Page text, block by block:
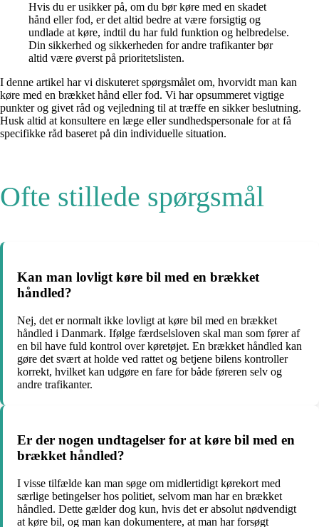
Hvis du er usikker på, om du bør køre med en skadet
hånd eller fod, er det altid bedre at være forsigtig og
undlade at køre, indtil du har fuld funktion og helbredelse.
Din sikkerhed og sikkerheden for andre trafikanter bør
altid være øverst på prioritetslisten.
I denne artikel har vi diskuteret spørgsmålet om, hvorvidt man kan
køre med en brækket hånd eller fod. Vi har opsummeret vigtige
punkter og givet råd og vejledning til at træffe en sikker beslutning.
Husk altid at konsultere en læge eller sundhedspersonale for at få
specifikke råd baseret på din individuelle situation.
Ofte stillede spørgsmål
Kan man lovligt køre bil med en brækket
håndled?
Nej, det er normalt ikke lovligt at køre bil med en brækket
håndled i Danmark. Ifølge færdselsloven skal man som fører af
en bil have fuld kontrol over køretøjet. En brækket håndled kan
gøre det svært at holde ved rattet og betjene bilens kontroller
korrekt, hvilket kan udgøre en fare for både føreren selv og
andre trafikanter.
Er der nogen undtagelser for at køre bil med en
brækket håndled?
I visse tilfælde kan man søge om midlertidigt kørekort med
særlige betingelser hos politiet, selvom man har en brækket
håndled. Dette gælder dog kun, hvis det er absolut nødvendigt
at køre bil, og man kan dokumentere, at man har forsøgt